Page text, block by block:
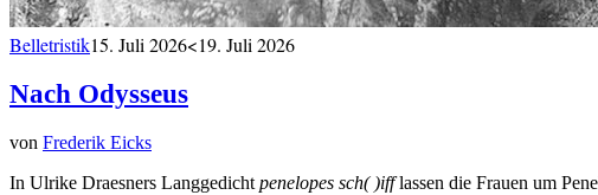
Belletristik15. Juli 2026<19. Juli 2026
Nach Odysseus
von Frederik Eicks
In Ulrike Draesners Langgedicht penelopes sch( )ifflassen die Frauen um